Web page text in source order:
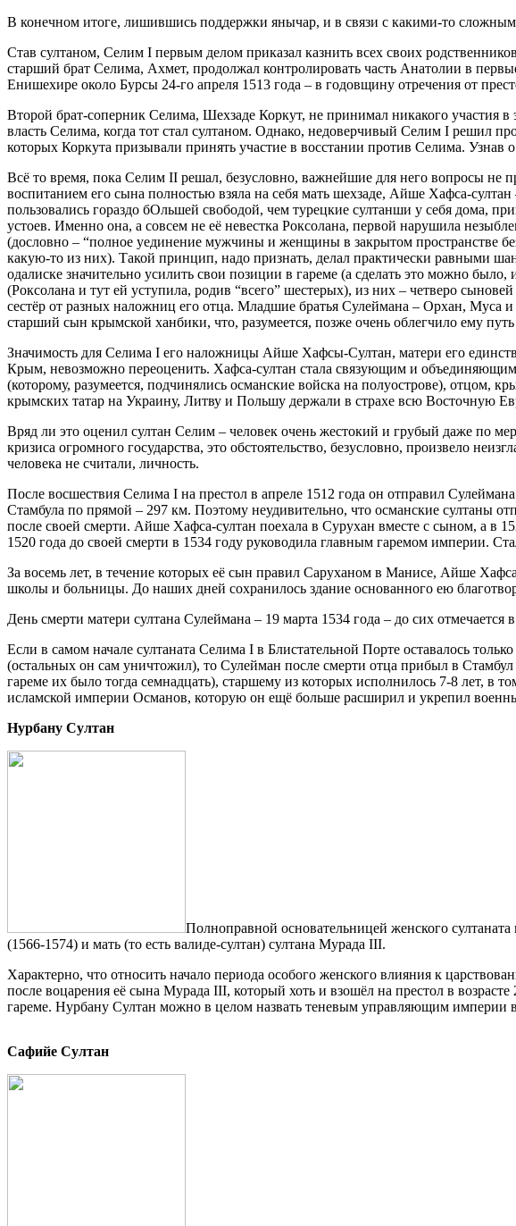
В конечном итоге, лишившись поддержки янычар, и в связи с какими-то
Став султаном, Селим I первым делом приказал казнить всех своих
старший брат Селима, Ахмет, продолжал контролировать часть Анатолии в
Енишехире около Бурсы 24-го апреля 1513 года – в годовщину отречения от
Второй брат-соперник Селима, Шехзаде Коркут, не принимал никакого участия
власть Селима, когда тот стал султаном. Однако, недоверчивый Селим I решил
которых Коркута призывали принять участие в восстании против Селима.
Всё то время, пока Селим II решал, безусловно, важнейшие для него вопросы не
воспитанием его сына полностью взяла на себя мать шехзаде, Айше Хафса-
пользовались гораздо бОльшей свободой, чем турецкие султанши у себя дома,
устоев. Именно она, а совсем не её невестка Роксолана, первой нарушила
(дословно – “полное уединение мужчины и женщины в закрытом пространстве
какую-то из них). Такой принцип, надо признать, делал практически равными
одалиске значительно усилить свои позиции в гареме (а сделать это можно
(Роксолана и тут ей уступила, родив “всего” шестерых), из них – четверо
сестёр от разных наложниц его отца. Младшие братья Сулеймана – Орхан, Муса
старший сын крымской ханбики, что, разумеется, позже очень облегчило ему путь
Значимость для Селима I его наложницы Айше Хафсы-Султан, матери его
Крым, невозможно переоценить. Хафса-султан стала связующим и
(которому, разумеется, подчинялись османские войска на полуострове), отцом,
крымских татар на Украину, Литву и Польшу держали в страхе всю Восточную
Вряд ли это оценил султан Селим – человек очень жестокий и грубый даже по
кризиса огромного государства, это обстоятельство, безусловно, произвело
человека не считали, личность.
После восшествия Селима I на престол в апреле 1512 года он отправил
Стамбула по прямой – 297 км. Поэтому неудивительно, что османские султаны
после своей смерти. Айше Хафса-султан поехала в Сурухан вместе с сыном, а в
1520 года до своей смерти в 1534 году руководила главным гаремом империи.
За восемь лет, в течение которых её сын правил Саруханом в Манисе, Айше
школы и больницы. До наших дней сохранилось здание основанного ею
День смерти матери султана Сулеймана – 19 марта 1534 года – до сих
Если в самом начале султаната Селима I в Блистательной Порте оставалось
(остальных он сам уничтожил), то Сулейман после смерти отца прибыл в
гареме их было тогда семнадцать), старшему из которых исполнилось 7-8 лет, в
исламской империи Османов, которую он ещё больше расширил и укрепил
Нурбану Султан
Полноправной основательницей женского
(1566-1574) и мать (то есть валиде-султан) султана Мурада III.
Характерно, что относить начало периода особого женского влияния к
после воцарения её сына Мурада III, который хоть и взошёл на престол в
гареме. Нурбану Султан можно в целом назвать теневым управляющим империи
Сафийе Султан